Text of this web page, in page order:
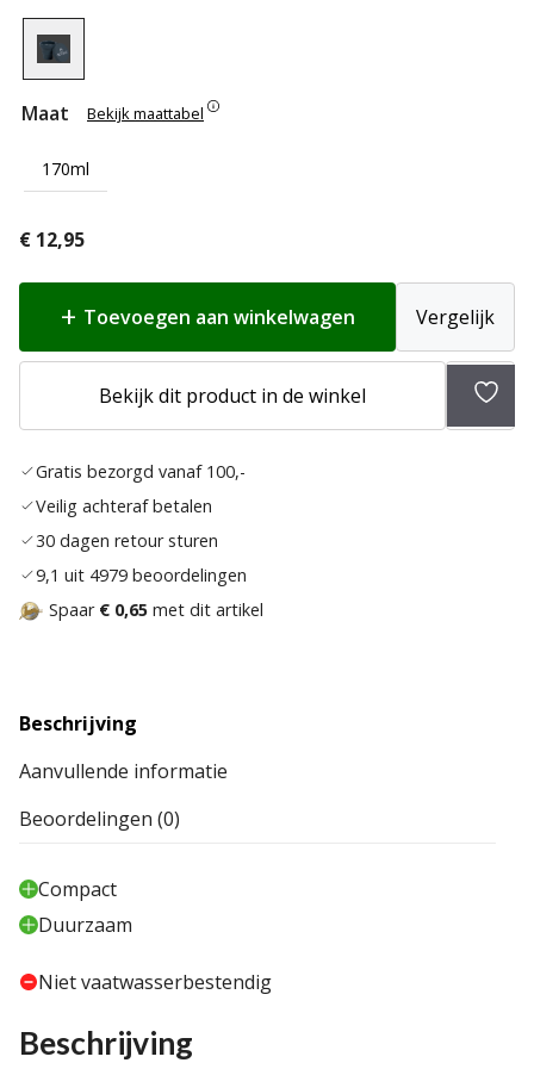
Maat Bekijk maattabel
170ml
€ 12,95
Toevoegen aan winkelwagen Vergelijk
Bekijk dit product in de winkel
Gratis bezorgd vanaf 100,-
Veilig achteraf betalen
30 dagen retour sturen
9,1 uit 4979 beoordelingen
Spaar € 0,65 met dit artikel
Beschrijving
Aanvullende informatie
Beoordelingen (0)
Compact
Duurzaam
Niet vaatwasserbestendig
Beschrijving